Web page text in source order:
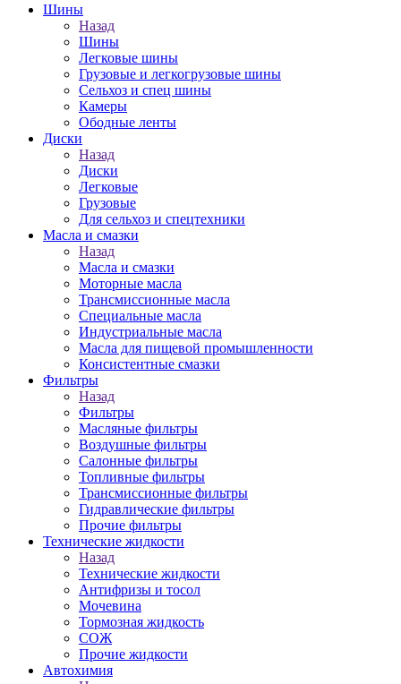
Шины
Назад
Шины
Легковые шины
Грузовые и легкогрузовые шины
Сельхоз и спец шины
Камеры
Ободные ленты
Диски
Назад
Диски
Легковые
Грузовые
Для сельхоз и спецтехники
Масла и смазки
Назад
Масла и смазки
Моторные масла
Трансмиссионные масла
Специальные масла
Индустриальные масла
Масла для пищевой промышленности
Консистентные смазки
Фильтры
Назад
Фильтры
Масляные фильтры
Воздушные фильтры
Салонные фильтры
Топливные фильтры
Трансмиссионные фильтры
Гидравлические фильтры
Прочие фильтры
Технические жидкости
Назад
Технические жидкости
Антифризы и тосол
Мочевина
Тормозная жидкость
СОЖ
Прочие жидкости
Автохимия